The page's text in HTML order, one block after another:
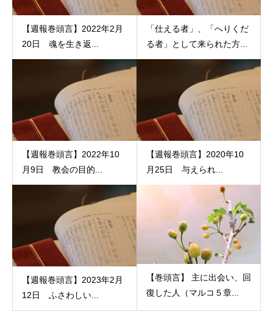
【週報巻頭言】2022年2月
20日 魂を生き返...
「仕える者」、「へりくだ
る者」として来られた方...
【週報巻頭言】2022年10
月9日 教会の目的...
【週報巻頭言】2020年10
月25日 与えられ...
【週報巻頭言】2023年2月
12日 ふさわしい...
【巻頭言】 主に出会い、回
復した人（マルコ５章...